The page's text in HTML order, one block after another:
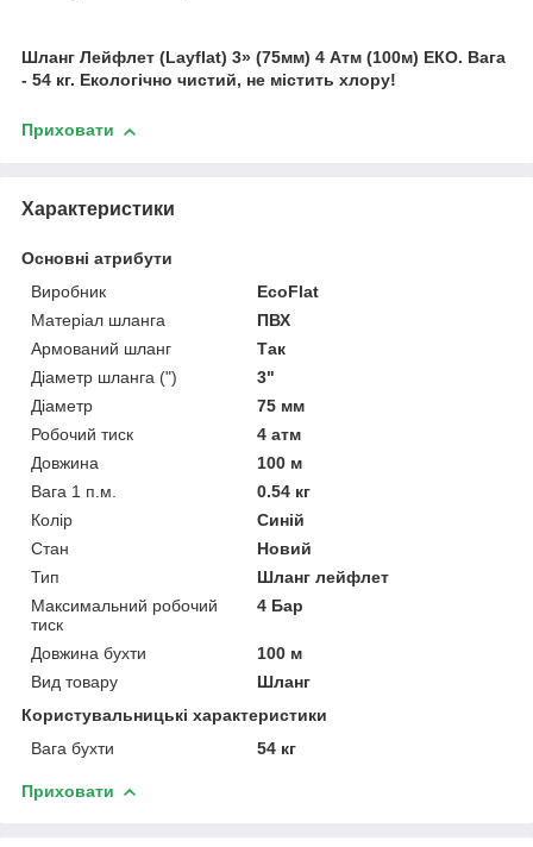
Шланг Лейфлет (Layflat) 3» (75мм) 4 Атм (100м) ЕКО. Вага
- 54 кг. Екологічно чистий, не містить хлору!
Приховати
Характеристики
Основні атрибути
Виробник
EcoFlat
Матеріал шланга
ПВХ
Армований шланг
Так
Діаметр шланга (")
3"
Діаметр
75 мм
Робочий тиск
4 атм
Довжина
100 м
Вага 1 п.м.
0.54 кг
Колір
Синій
Стан
Новий
Тип
Шланг лейфлет
Максимальний робочий
тиск
4 Бар
Довжина бухти
100 м
Вид товару
Шланг
Користувальницькі характеристики
Вага бухти
54 кг
Приховати